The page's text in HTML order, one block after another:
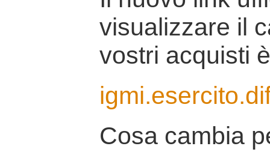
visualizzare il
vostri acquisti
Cosa cambia